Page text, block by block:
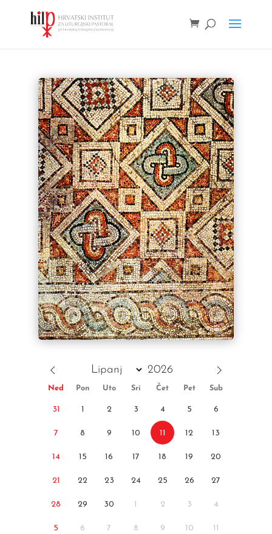
Ned Pon Uto Sri Čet Pet Sub
31 1 2 3 4 5 6
7 8 9 10 11 12 13
14 15 16 17 18 19 20
21 22 23 24 25 26 27
28 29 30 1 2 3 4
5 6 7 8 9 10 11